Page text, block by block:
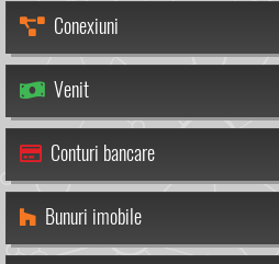
Conexiuni
Venit
Conturi bancare
Bunuri imobile